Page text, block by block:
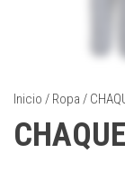
Inicio / Ropa /